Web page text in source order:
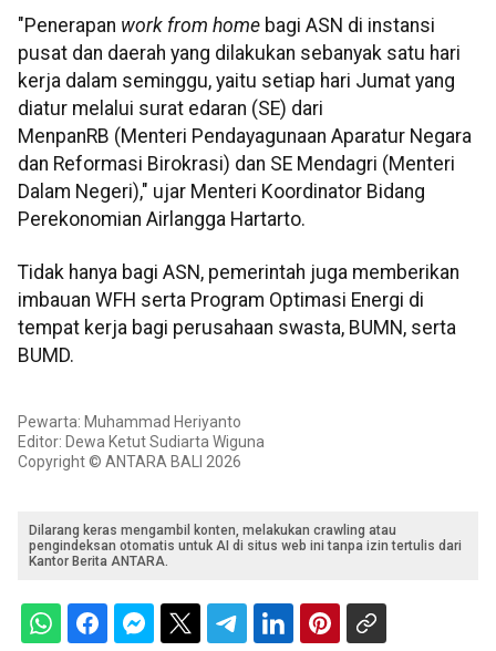
"Penerapan work from home bagi ASN di instansi
pusat dan daerah yang dilakukan sebanyak satu hari
kerja dalam seminggu, yaitu setiap hari Jumat yang
diatur melalui surat edaran (SE) dari
MenpanRB (Menteri Pendayagunaan Aparatur Negara
dan Reformasi Birokrasi) dan SE Mendagri (Menteri
Dalam Negeri)," ujar Menteri Koordinator Bidang
Perekonomian Airlangga Hartarto.
Tidak hanya bagi ASN, pemerintah juga memberikan
imbauan WFH serta Program Optimasi Energi di
tempat kerja bagi perusahaan swasta, BUMN, serta
BUMD.
Pewarta: Muhammad Heriyanto
Editor: Dewa Ketut Sudiarta Wiguna
Copyright © ANTARA BALI 2026
Dilarang keras mengambil konten, melakukan crawling atau
pengindeksan otomatis untuk AI di situs web ini tanpa izin tertulis dari
Kantor Berita ANTARA.